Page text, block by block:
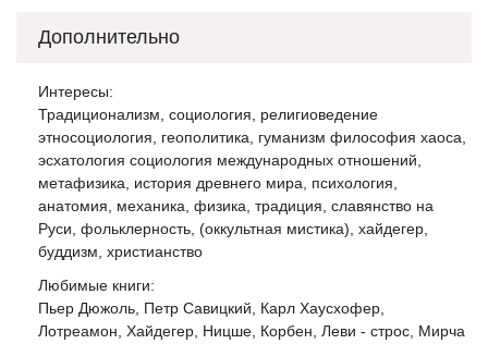
Дополнительно
Интересы:
Традиционализм, социология, религиоведение
этносоциология, геополитика, гуманизм философия хаоса,
эсхатология социология международных отношений,
метафизика, история древнего мира, психология,
анатомия, механика, физика, традиция, славянство на
Руси, фольклерность, (оккультная мистика), хайдегер,
буддизм, христианство
Любимые книги:
Пьер Дюжоль, Петр Савицкий, Карл Хаусхофер,
Лотреамон, Хайдегер, Ницше, Корбен, Леви - строс, Мирча